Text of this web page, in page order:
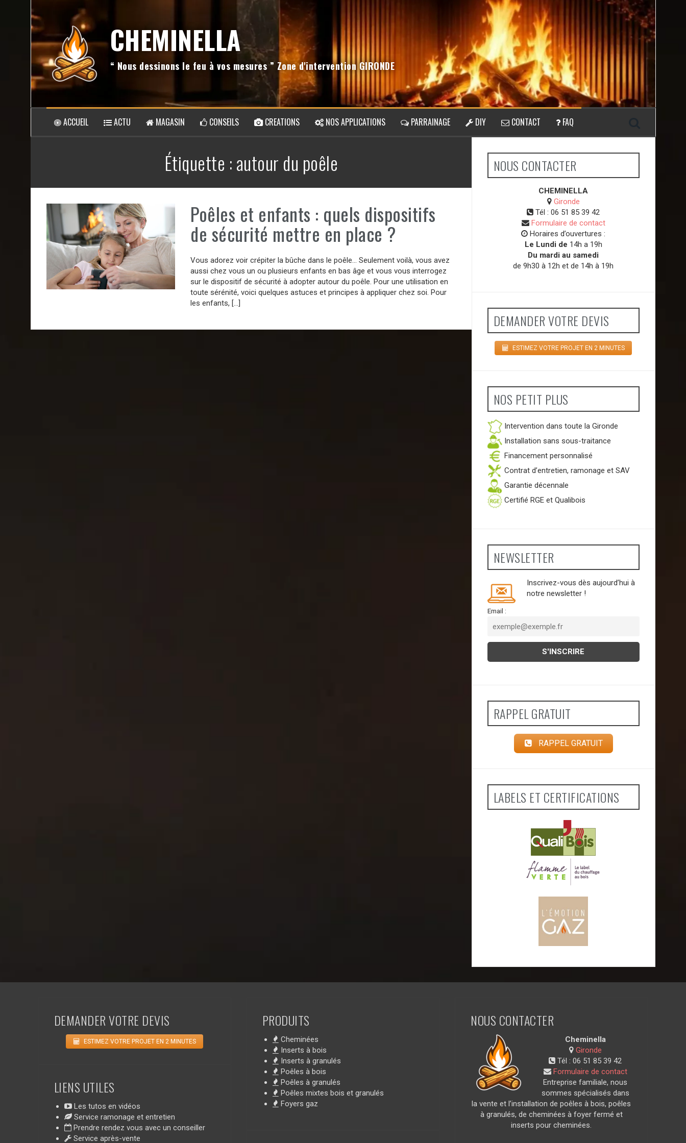
CHEMINELLA
“ Nous dessinons le feu à vos mesures ” Zone d'intervention GIRONDE
ACCUEIL ACTU MAGASIN CONSEILS CREATIONS NOS APPLICATIONS PARRAINAGE DIY CONTACT FAQ
Étiquette :autour du poêle
Poêles et enfants : quels dispositifs
de sécurité mettre en place ?
Vous adorez voir crépiter la bûche dans le poêle… Seulement voilà, vous avez
aussi chez vous un ou plusieurs enfants en bas âge et vous vous interrogez
sur le dispositif de sécurité à adopter autour du poêle. Pour une utilisation en
toute sérénité, voici quelques astuces et principes à appliquer chez soi. Pour
les enfants, […]
NOUS CONTACTER
CHEMINELLA
Gironde
Tél : 06 51 85 39 42
Formulaire de contact
Horaires d’ouvertures :
Le Lundi de 14h a 19h
Du mardi au samedi
de 9h30 à 12h et de 14h à 19h
DEMANDER VOTRE DEVIS
ESTIMEZ VOTRE PROJET EN 2 MINUTES
NOS PETIT PLUS
Intervention dans toute la Gironde
Installation sans sous-traitance
Financement personnalisé
Contrat d’entretien, ramonage et SAV
Garantie décennale
Certifié RGE et Qualibois
NEWSLETTER
Inscrivez-vous dès aujourd’hui à
notre newsletter !
Email :
RAPPEL GRATUIT
RAPPEL GRATUIT
LABELS ET CERTIFICATIONS
DEMANDER VOTRE DEVIS
ESTIMEZ VOTRE PROJET EN 2 MINUTES
LIENS UTILES
Les tutos en vidéos
Service ramonage et entretien
Prendre rendez vous avec un conseiller
Service après-vente
PRODUITS
Cheminées
Inserts à bois
Inserts à granulés
Poêles à bois
Poêles à granulés
Poêles mixtes bois et granulés
Foyers gaz
NOUS CONTACTER
Cheminella
Gironde
Tél :06 51 85 39 42
Formulaire de contact
Entreprise familiale, nous
sommes spécialisés dans
la vente et l’installation de poêles à bois, poêles
à granulés, de cheminées à foyer fermé et
inserts pour cheminées.